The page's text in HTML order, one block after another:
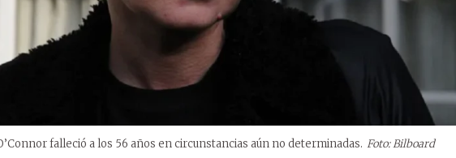
falleció a los 56 años en circunstancias aún no determinadas. Foto: Bilboard